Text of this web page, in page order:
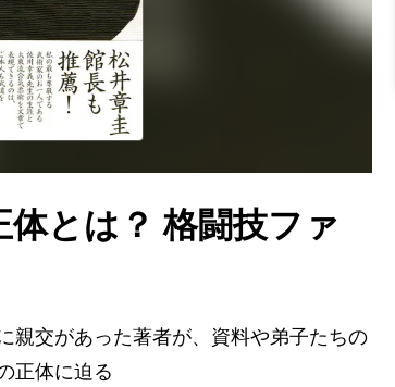
とは？ 格闘技ファ
親交があった著者が、資料や弟子たちの
正体に迫る